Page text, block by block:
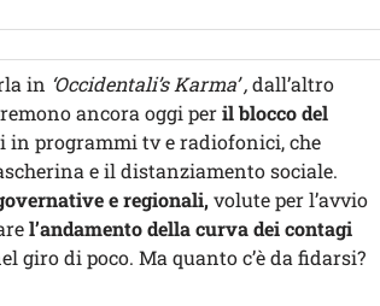
in ‘Occidentali’s Karma’ ,dall’altro
ancora oggi peril blocco del
in programmi tv e radiofonici, che
e il distanziamento sociale.
e regionali,volute per l’avvio
l’andamento della curva dei contagi
giro di poco. Ma quanto c’è da fidarsi?